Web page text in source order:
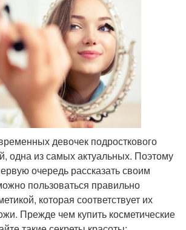
девочек подросткового
одна из самых актуальных. Поэтому
очередь рассказать своим
пользоваться правильно
которая соответствует их
Прежде чем купить косметические